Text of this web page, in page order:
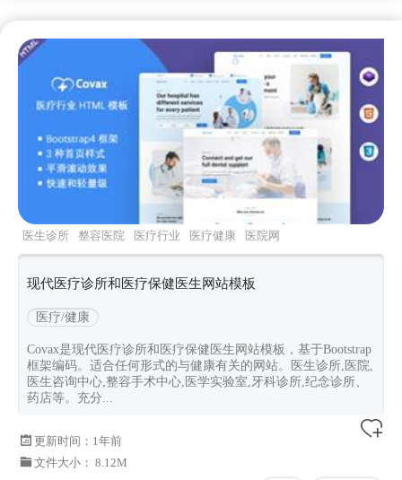
医生诊所 整容医院 医疗行业 医疗健康
医院网
页
现代医疗诊所和医疗保健医生网站模板
医疗/健康
Covax是现代医疗诊所和医疗保健医生网站模板，基于Bootstrap
框架编码。适合任何形式的与健康有关的网站。医生诊所,医院,
医生咨询中心,整容手术中心,医学实验室,牙科诊所,纪念诊所、
药店等。充分...
更新时间： 1年前
文件大小： 8.12M